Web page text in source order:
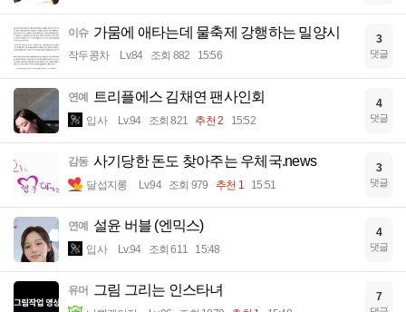
이슈 가뭄에 애타는데 물축제 강행하는 밀양시
작두콩차 Lv.84 조회 882 15:56
3
댓글
연예 트리플에스 김채연 팬사인회
입사 Lv.94 조회 821 추천 2 15:52
4
댓글
감동 사기당한 돈도 찾아주는 우체국.news
달섭지롱 Lv.94 조회 979 추천 1 15:51
3
댓글
연예 설윤 버블 (엔믹스)
입사 Lv.94 조회 611 15:48
4
댓글
유머 그림 그리는 인스타녀 7